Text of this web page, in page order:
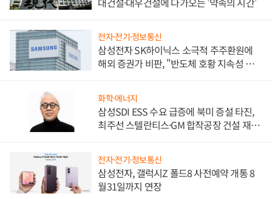
전자·전기·정보통신
삼성전자 SK하이닉스 소극적 주주환원에
해외 증권가 비판, "반도체 호황 지속성 의
화학·에너지
삼성SDI ESS 수요 급증에 북미 증설 타진,
최주선 스텔란티스·GM 합작공장 건설 재추
전자·전기·정보통신
삼성전자, 갤럭시Z 폴드8 사전예약 개통 8
월31일까지 연장